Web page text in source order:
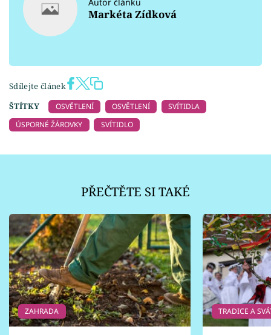
Markéta Zídková
Sdílejte článek
ŠTÍTKY
OSVĚTLENÍ OSVĚTLENÍ
SVÍTIDLA
ÚSPORNÉ ŽÁROVKY
SVÍTIDLO
PŘEČTĚTE SI TAKÉ
ZAHRADA TRADICE A